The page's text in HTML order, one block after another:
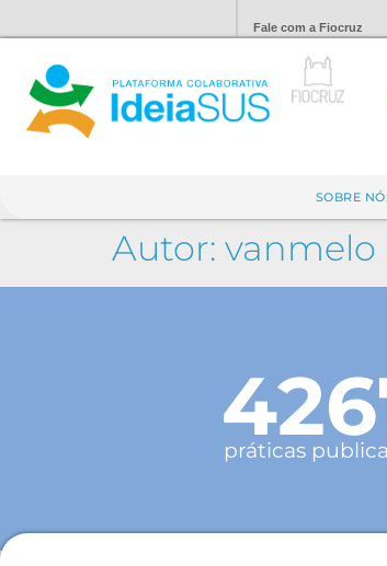
Fale com a Fiocruz
SOBRE
Autor: vanmelo
práticas